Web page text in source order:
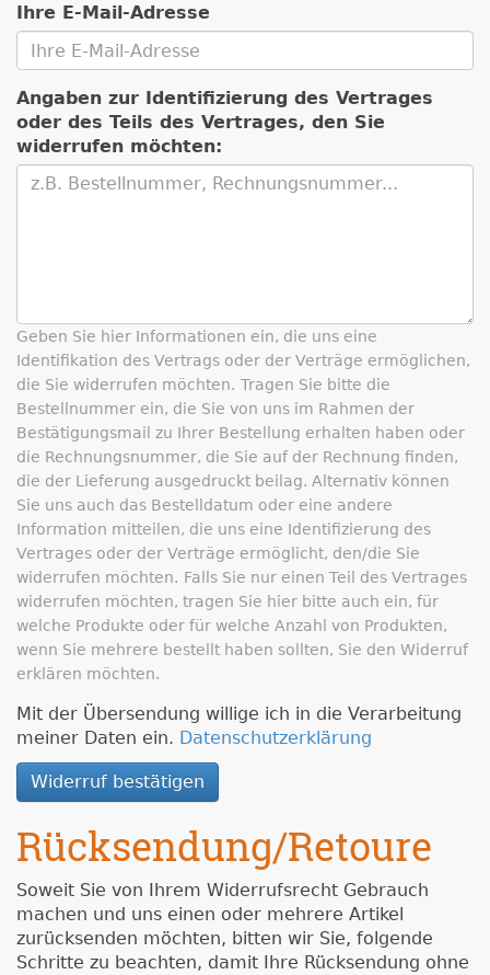
Ihre E-Mail-Adresse
Angaben zur Identifizierung des Vertrages
oder des Teils des Vertrages, den Sie
widerrufen möchten:
Geben Sie hier Informationen ein, die uns eine
Identifikation des Vertrags oder der Verträge ermöglichen,
die Sie widerrufen möchten. Tragen Sie bitte die
Bestellnummer ein, die Sie von uns im Rahmen der
Bestätigungsmail zu Ihrer Bestellung erhalten haben oder
die Rechnungsnummer, die Sie auf der Rechnung finden,
die der Lieferung ausgedruckt beilag. Alternativ können
Sie uns auch das Bestelldatum oder eine andere
Information mitteilen, die uns eine Identifizierung des
Vertrages oder der Verträge ermöglicht, den/die Sie
widerrufen möchten. Falls Sie nur einen Teil des Vertrages
widerrufen möchten, tragen Sie hier bitte auch ein, für
welche Produkte oder für welche Anzahl von Produkten,
wenn Sie mehrere bestellt haben sollten, Sie den Widerruf
erklären möchten.
Mit der Übersendung willige ich in die Verarbeitung
meiner Daten ein. Datenschutzerklärung
Widerruf bestätigen
Rücksendung/Retoure
Soweit Sie von Ihrem Widerrufsrecht Gebrauch
machen und uns einen oder mehrere Artikel
zurücksenden möchten, bitten wir Sie, folgende
Schritte zu beachten, damit Ihre Rücksendung ohne